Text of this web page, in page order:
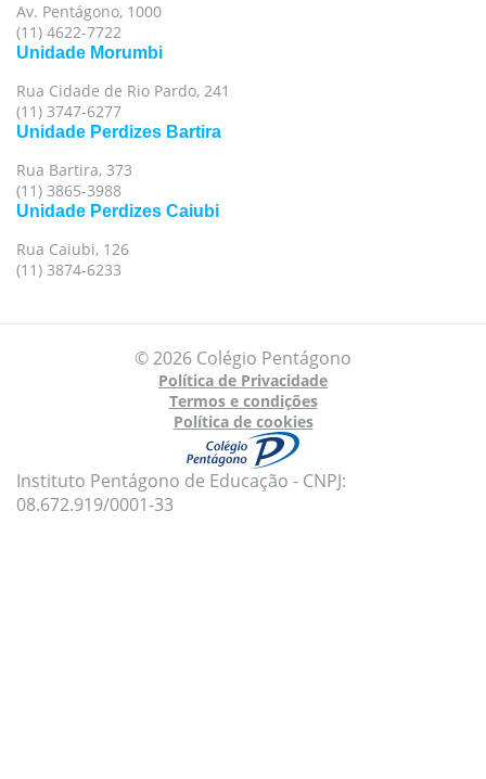
Av. Pentágono, 1000
(11) 4622-7722
Unidade Morumbi
Rua Cidade de Rio Pardo, 241
(11) 3747-6277
Unidade Perdizes Bartira
Rua Bartira, 373
(11) 3865-3988
Unidade Perdizes Caiubi
Rua Caiubi, 126
(11) 3874-6233
© 2026 Colégio Pentágono
Política de Privacidade
Termos e condições
Política de cookies
Instituto Pentágono de Educação - CNPJ:
08.672.919/0001-33